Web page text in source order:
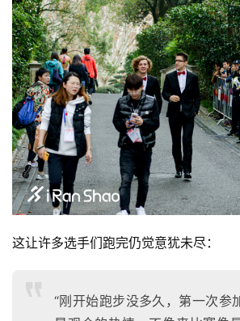
这让许多选手们跑完仍觉意犹未尽：
“刚开始跑步没多久，第一次参